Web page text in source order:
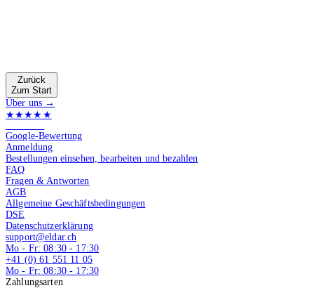
Zurück
Zum Start
Über uns →
★★★★★
Google-Bewertung
Anmeldung
Bestellungen einsehen, bearbeiten und bezahlen
FAQ
Fragen & Antworten
AGB
Allgemeine Geschäftsbedingungen
DSE
Datenschutzerklärung
support@eldar.ch
Mo - Fr: 08:30 - 17:30
+41 (0) 61 551 11 05
Mo - Fr: 08:30 - 17:30
Zahlungsarten